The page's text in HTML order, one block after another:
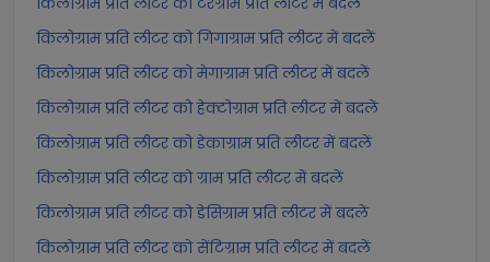
किलोग्राम प्रति लीटर को गिगाग्राम प्रति लीटर में बदलें
किलोग्राम प्रति लीटर को मेगाग्राम प्रति लीटर में बदलें
किलोग्राम प्रति लीटर को हेक्टोग्राम प्रति लीटर में बदलें
किलोग्राम प्रति लीटर को डेकाग्राम प्रति लीटर में बदलें
किलोग्राम प्रति लीटर को ग्राम प्रति लीटर में बदलें
किलोग्राम प्रति लीटर को डेसिग्राम प्रति लीटर में बदलें
किलोग्राम प्रति लीटर को सेंटिग्राम प्रति लीटर में बदलें